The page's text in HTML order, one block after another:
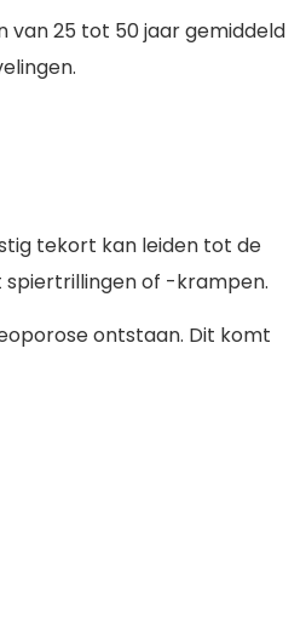
van 25 tot 50 jaar gemiddeld
tekort kan leiden tot de
spiertrillingen of -krampen.
ontstaan. Dit komt